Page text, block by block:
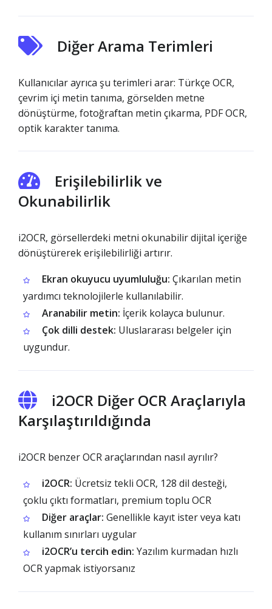
Diğer Arama Terimleri
Kullanıcılar ayrıca şu terimleri arar: Türkçe OCR,
çevrim içi metin tanıma, görselden metne
dönüştürme, fotoğraftan metin çıkarma, PDF OCR,
optik karakter tanıma.
Erişilebilirlik ve
Okunabilirlik
i2OCR, görsellerdeki metni okunabilir dijital içeriğe
dönüştürerek erişilebilirliği artırır.
Ekran okuyucu uyumluluğu: Çıkarılan metin
yardımcı teknolojilerle kullanılabilir.
Aranabilir metin: İçerik kolayca bulunur.
Çok dilli destek: Uluslararası belgeler için
uygundur.
i2OCR Diğer OCR Araçlarıyla
Karşılaştırıldığında
i2OCR benzer OCR araçlarından nasıl ayrılır?
i2OCR: Ücretsiz tekli OCR, 128 dil desteği,
çoklu çıktı formatları, premium toplu OCR
Diğer araçlar: Genellikle kayıt ister veya katı
kullanım sınırları uygular
i2OCR’u tercih edin: Yazılım kurmadan hızlı
OCR yapmak istiyorsanız